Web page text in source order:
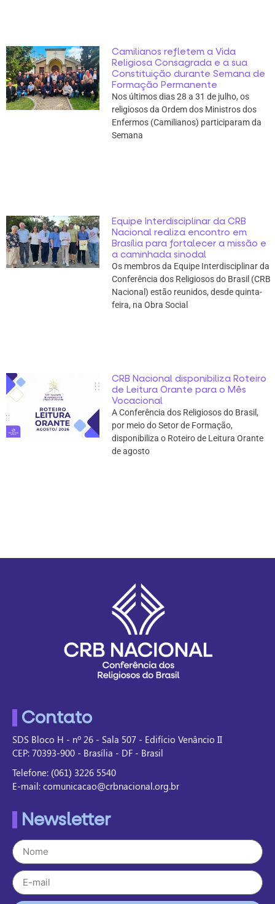
Camilianos refletem a Vida
Religiosa Consagrada e a sua
Constituição durante Semana de
Formação Permanente
Nos últimos dias 28 a 31 de julho, os
religiosos da Ordem dos Ministros dos
Enfermos (Camilianos) participaram da
Semana
Equipe Interdisciplinar da CRB
Nacional realiza encontro em
Brasília para fortalecer a missão e
a caminhada sinodal
Os membros da Equipe Interdisciplinar da
Conferência dos Religiosos do Brasil (CRB
Nacional) estão reunidos, desde quinta-
feira, na Obra Social
CRB Nacional disponibiliza Roteiro
de Leitura Orante para o Mês
Vocacional
A Conferência dos Religiosos do Brasil,
por meio do Setor de Formação,
disponibiliza o Roteiro de Leitura Orante
de agosto
Contato
SDS Bloco H - nº 26 - Sala 507 - Edifício Venâncio II
CEP: 70393-900 - Brasília - DF - Brasil
Telefone: (061) 3226 5540
E-mail: comunicacao@crbnacional.org.br
Newsletter